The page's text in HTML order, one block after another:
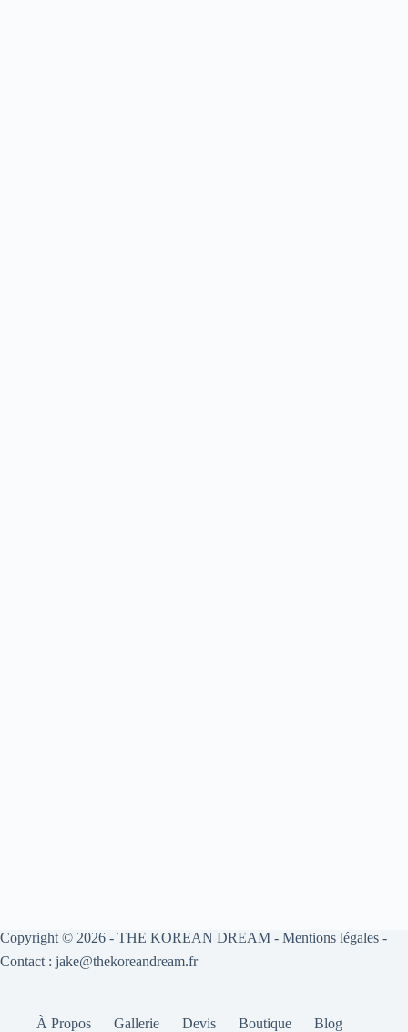
Copyright © 2026 - THE KOREAN DREAM - Mentions légales -
Contact : jake@thekoreandream.fr
À Propos Gallerie Devis Boutique Blog